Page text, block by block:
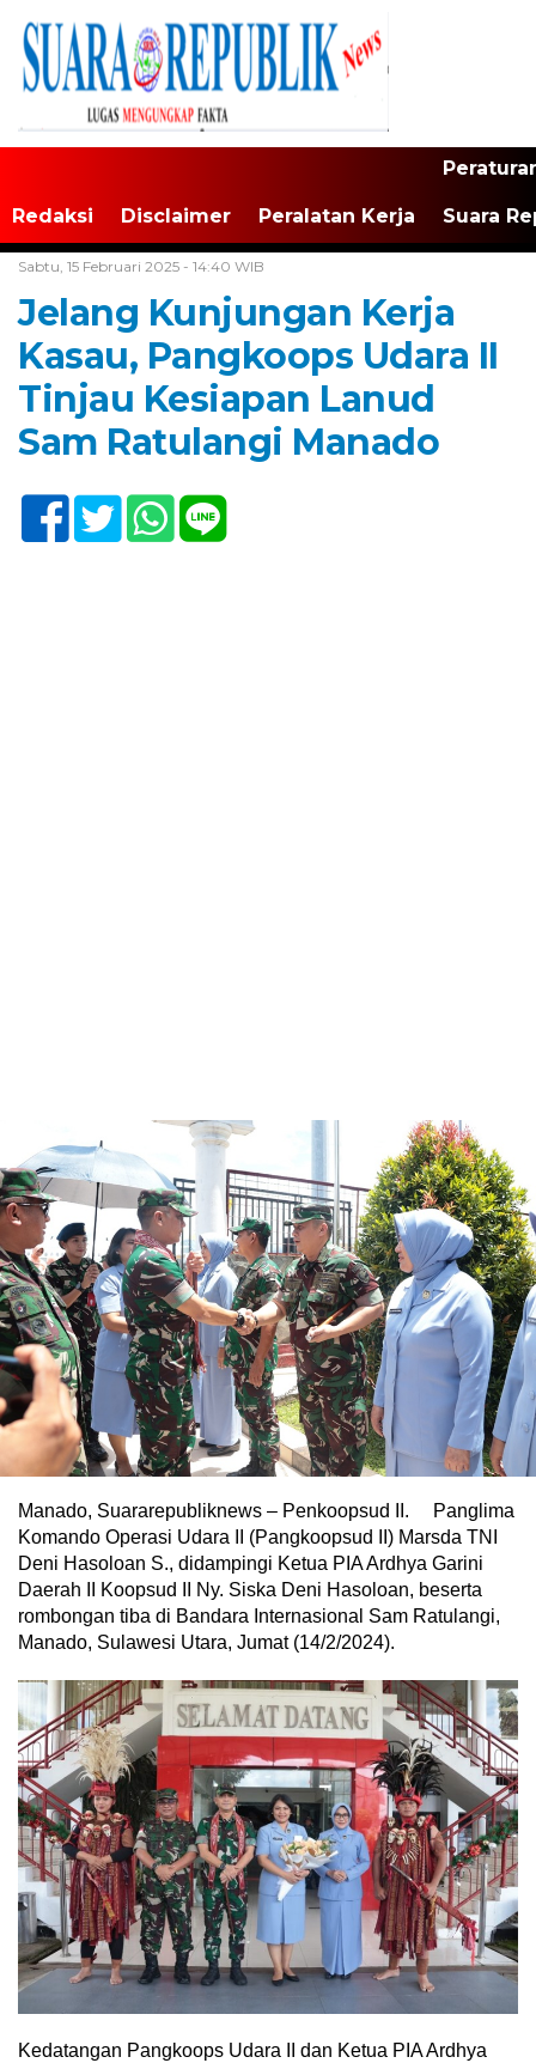
Redaksi Disclaimer Peralatan Kerja Suara
Sabtu, 15 Februari 2025 - 14:40 WIB
Jelang Kunjungan Kerja
Kasau, Pangkoops Udara II
Tinjau Kesiapan Lanud
Sam Ratulangi Manado
Manado, Suararepubliknews – Penkoopsud II. Panglima
Komando Operasi Udara II (Pangkoopsud II) Marsda TNI
Deni Hasoloan S., didampingi Ketua PIA Ardhya Garini
Daerah II Koopsud II Ny. Siska Deni Hasoloan, beserta
rombongan tiba di Bandara Internasional Sam Ratulangi,
Manado, Sulawesi Utara, Jumat (14/2/2024).
Kedatangan Pangkoops Udara II dan Ketua PIA Ardhya